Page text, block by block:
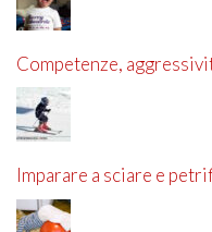
Competenze,
Imparare a sciare e